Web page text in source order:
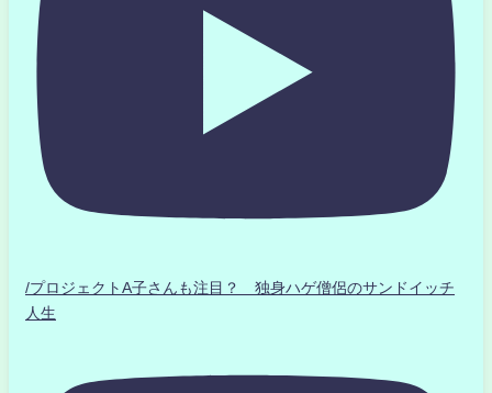
/プロジェクトA子さんも注目？ 独身ハゲ僧侶のサンドイッチ
人生